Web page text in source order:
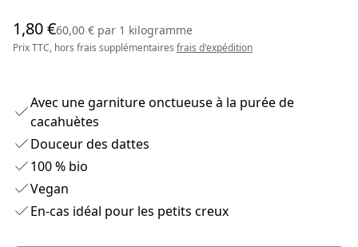
1,80 €60,00 € par 1 kilogramme
Prix TTC, hors frais supplémentaires frais d'expédition
Avec une garniture onctueuse à la purée de
cacahuètes
Douceur des dattes
100 % bio
Vegan
En-cas idéal pour les petits creux